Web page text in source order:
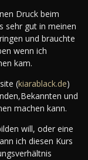
Druck beim
sehr gut in meinen
und brauchte
wenn ich
kam.
(kiarablack.de)
und
machen kann.
will, oder eine
ich diesen Kurs